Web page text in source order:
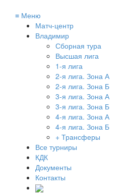
≡ Меню
Матч-центр
Владимир
Сборная тура
Высшая лига
1-я лига
2-я лига. Зона А
2-я лига. Зона Б
3-я лига. Зона А
3-я лига. Зона Б
4-я лига. Зона А
4-я лига. Зона Б
+ Трансферы
Все турниры
КДК
Документы
Контакты